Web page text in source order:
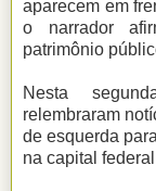
aparecem em
o narrador
patrimônio
Nesta
relembraram
de esquerda
na capital